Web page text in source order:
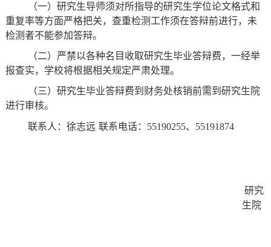
（一）研究生导师须对所指导的研究生学位论文格式和
重复率等方面严格把关，查重检测工作须在答辩前进行，未
检测者不能参加答辩。
（二）严禁以各种名目收取研究生毕业答辩费，一经举
报查实，学校将根据相关规定严肃处理。
（三）研究生毕业答辩费到财务处核销前需到研究生院
进行审核。
联系人：徐志远 联系电话： 55190255、55191874
研究
生院